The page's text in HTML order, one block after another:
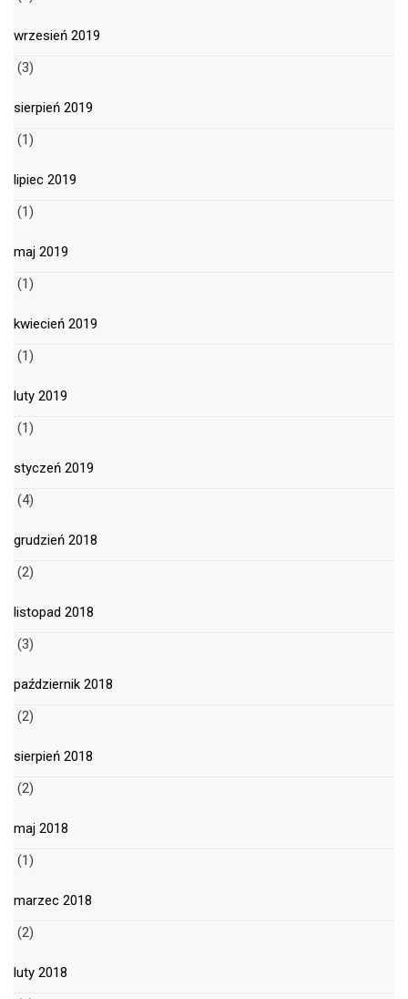
wrzesień 2019
(3)
sierpień 2019
(1)
lipiec 2019
(1)
maj 2019
(1)
kwiecień 2019
(1)
luty 2019
(1)
styczeń 2019
(4)
grudzień 2018
(2)
listopad 2018
(3)
październik 2018
(2)
sierpień 2018
(2)
maj 2018
(1)
marzec 2018
(2)
luty 2018